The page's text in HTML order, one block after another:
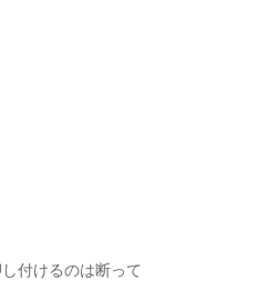
付けるのは断って